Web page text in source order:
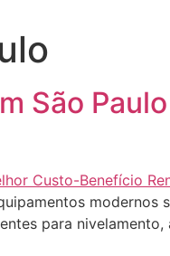
São
modernos
para